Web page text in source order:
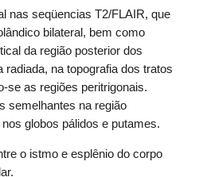
nas seqüencias T2/FLAIR, que
bilateral, bem como
da região posterior dos
na topografia dos tratos
se as regiões peritrigonais.
semelhantes na região
globos pálidos e putames.
o istmo e esplênio do corpo